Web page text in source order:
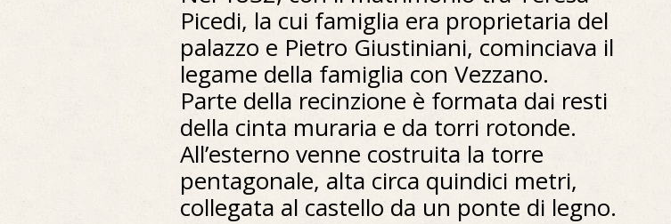
Picedi, la cui famiglia era proprietaria del
palazzo e Pietro Giustiniani, cominciava il
legame della famiglia con Vezzano.
Parte della recinzione è formata dai resti
della cinta muraria e da torri rotonde.
All’esterno venne costruita la torre
pentagonale, alta circa quindici metri,
collegata al castello da un ponte di legno.